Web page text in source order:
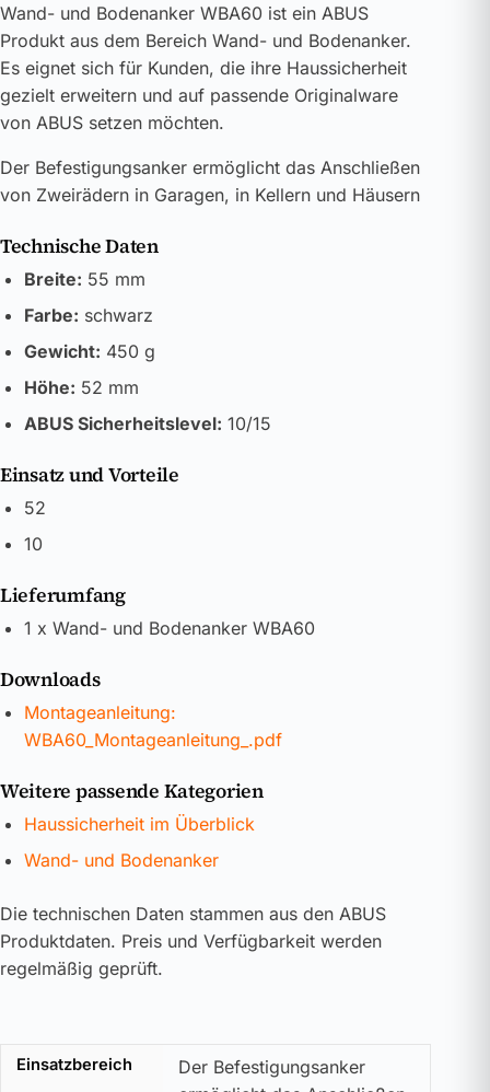
Wand- und Bodenanker WBA60 ist ein ABUS
Produkt aus dem Bereich Wand- und Bodenanker.
Es eignet sich für Kunden, die ihre Haussicherheit
gezielt erweitern und auf passende Originalware
von ABUS setzen möchten.
Der Befestigungsanker ermöglicht das Anschließen
von Zweirädern in Garagen, in Kellern und Häusern
Technische Daten
Breite: 55 mm
Farbe: schwarz
Gewicht: 450 g
Höhe: 52 mm
ABUS Sicherheitslevel: 10/15
Einsatz und Vorteile
52
10
Lieferumfang
1 x Wand- und Bodenanker WBA60
Downloads
Montageanleitung:
WBA60_Montageanleitung_.pdf
Weitere passende Kategorien
Haussicherheit im Überblick
Wand- und Bodenanker
Die technischen Daten stammen aus den ABUS
Produktdaten. Preis und Verfügbarkeit werden
regelmäßig geprüft.
Einsatzbereich
Der Befestigungsanker